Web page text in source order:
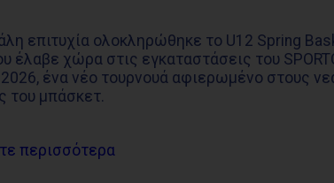
επιτυχία ολοκληρώθηκε το U12 Spring
έλαβε χώρα στις εγκαταστάσεις του
2026, ένα νέο τουρνουά αφιερωμένο στους
του μπάσκετ.
περισσότερα